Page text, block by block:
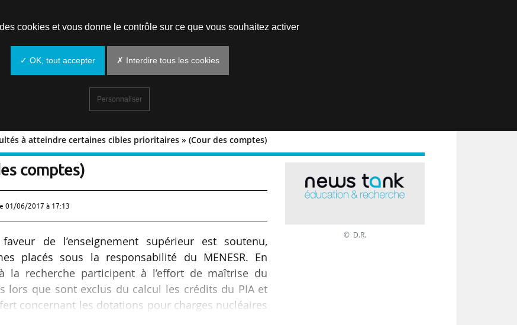
à atteindre certaines cibles prioritaires » (Cour des comptes)
difficultés à atteindre certaines
comptes)
01/06/2017 à 17:13
de l’enseignement supérieur est soutenu,
placés sous la responsabilité du MENESR. En
la recherche participent à l’effort de maîtrise du
lors que sont exclus du calcul les crédits du PIA et
concernant les dotations pour charges nucléaires
© D.R.
cookies et vous donne le contrôle sur ce que vous souhaitez activer
✓ OK, tout accepter ✗ Interdire tous les cookies
Personnaliser